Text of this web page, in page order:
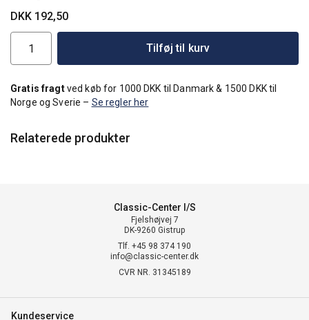
DKK 192,50
Tilføj til kurv
Gratis fragtved køb for 1000 DKK til Danmark & 1500 DKK til
Norge og Sverie – Se regler her
Relaterede produkter
Classic-Center I/S
Fjelshøjvej 7
DK-9260 Gistrup
Tlf. +45 98 374 190
info@classic-center.dk
CVR NR. 31345189
Kundeservice